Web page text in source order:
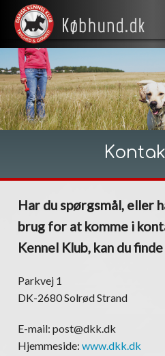
Har du spørgsmål, eller
brug for at komme i
Kennel Klub, kan du
Parkvej 1
DK-2680 Solrød Strand
E-mail: post@dkk.dk
Hjemmeside: www.dkk.dk